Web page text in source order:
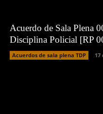
Acuerdo de Sala Plena
Disciplina Policial [RP
Acuerdos de sala plena TDP 17